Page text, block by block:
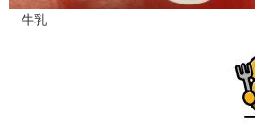
牛乳